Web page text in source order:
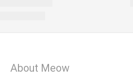
About Meow